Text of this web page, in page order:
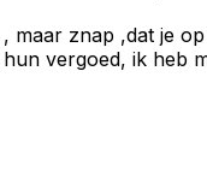
znap ,dat je
vergoed, ik heb